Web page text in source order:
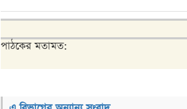
পাঠকের মতামত: